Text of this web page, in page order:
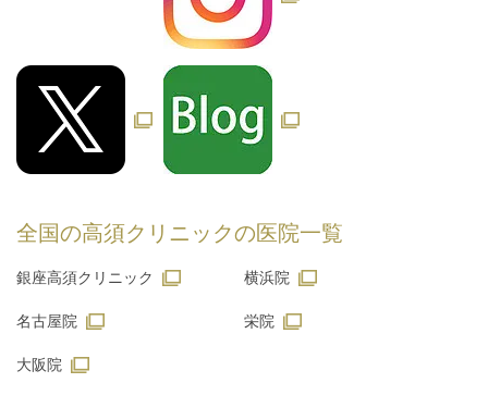
全国の高須クリニックの医院一覧
銀座高須クリニック 横浜院
名古屋院 栄院
大阪院